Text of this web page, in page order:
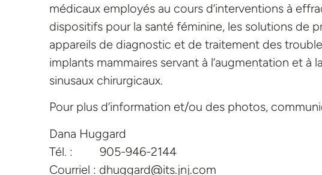
médicaux employés au cours d’interventions à
dispositifs pour la santé féminine, les solutions de
appareils de diagnostic et de traitement des
implants mammaires servant à l’augmentation et
sinusaux chirurgicaux.
Pour plus d’information et/ou des photos,
Dana Huggard
Tél. : 905-946-2144
Courriel : dhuggard@its.jnj.com